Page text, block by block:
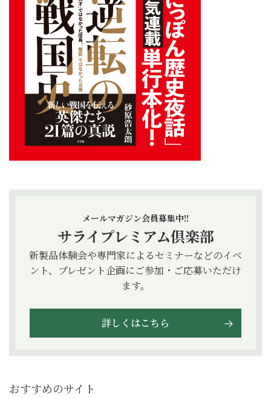
メールマガジン会員募集中!!
サライプレミアム倶楽部
新製品体験会や専門家によるセミナーなどのイベ
ント、プレゼント企画にご参加・ご応募いただけ
ます。
詳しくはこちら
おすすめのサイト